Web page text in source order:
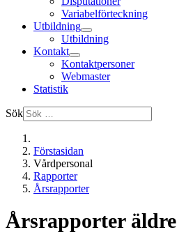
Variabelförteckning
Utbildning
Utbildning
Kontakt
Kontaktpersoner
Webmaster
Statistik
Sök
Förstasidan
Vårdpersonal
Rapporter
Årsrapporter
Årsrapporter äldre